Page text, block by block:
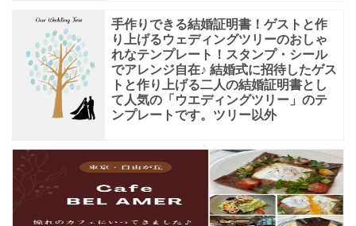
手作りできる結婚証明書！ゲストと作
り上げるウェディングツリーのおしゃ
れなテンプレート！スタンプ・シール
でアレンジ自在♪ 結婚式に招待したゲス
トと作り上げる二人の結婚証明書とし
て人気の「ウエディングツリー」のテ
ンプレートです。ツリー以外